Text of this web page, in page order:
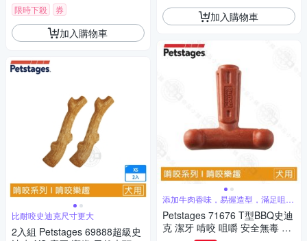
限時下殺 券
加入購物車
比耐咬史迪克尺寸更大
2入組 Petstages 69888超級史
加入購物車
添加牛肉香味，易握造型，滿足咀嚼
本能
Petstages 71676 T型BBQ史迪
克 潔牙 啃咬 咀嚼 安全無毒 抗